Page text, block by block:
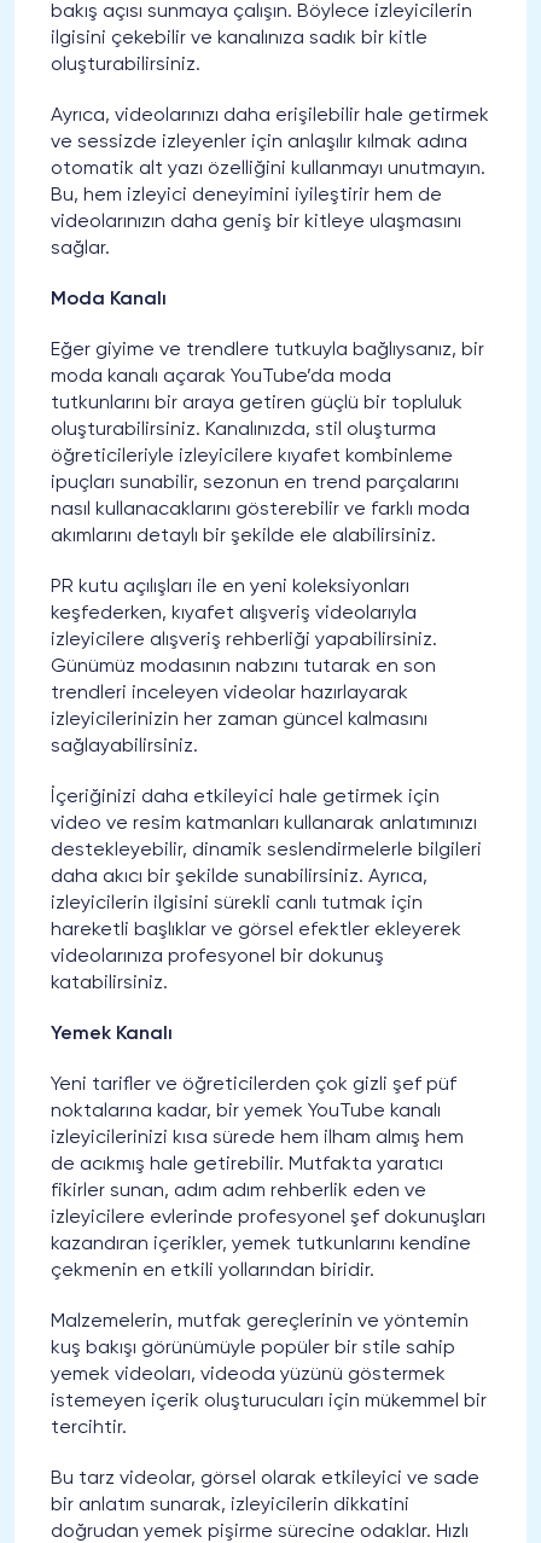
bakış açısı sunmaya çalışın. Böylece izleyicilerin
ilgisini çekebilir ve kanalınıza sadık bir kitle
oluşturabilirsiniz.
Ayrıca, videolarınızı daha erişilebilir hale getirmek
ve sessizde izleyenler için anlaşılır kılmak adına
otomatik alt yazı özelliğini kullanmayı unutmayın.
Bu, hem izleyici deneyimini iyileştirir hem de
videolarınızın daha geniş bir kitleye ulaşmasını
sağlar.
Moda Kanalı
Eğer giyime ve trendlere tutkuyla bağlıysanız, bir
moda kanalı açarak YouTube’da moda
tutkunlarını bir araya getiren güçlü bir topluluk
oluşturabilirsiniz. Kanalınızda, stil oluşturma
öğreticileriyle izleyicilere kıyafet kombinleme
ipuçları sunabilir, sezonun en trend parçalarını
nasıl kullanacaklarını gösterebilir ve farklı moda
akımlarını detaylı bir şekilde ele alabilirsiniz.
PR kutu açılışları ile en yeni koleksiyonları
keşfederken, kıyafet alışveriş videolarıyla
izleyicilere alışveriş rehberliği yapabilirsiniz.
Günümüz modasının nabzını tutarak en son
trendleri inceleyen videolar hazırlayarak
izleyicilerinizin her zaman güncel kalmasını
sağlayabilirsiniz.
İçeriğinizi daha etkileyici hale getirmek için
video ve resim katmanları kullanarak anlatımınızı
destekleyebilir, dinamik seslendirmelerle bilgileri
daha akıcı bir şekilde sunabilirsiniz. Ayrıca,
izleyicilerin ilgisini sürekli canlı tutmak için
hareketli başlıklar ve görsel efektler ekleyerek
videolarınıza profesyonel bir dokunuş
katabilirsiniz.
Yemek Kanalı
Yeni tarifler ve öğreticilerden çok gizli şef püf
noktalarına kadar, bir yemek YouTube kanalı
izleyicilerinizi kısa sürede hem ilham almış hem
de acıkmış hale getirebilir. Mutfakta yaratıcı
fikirler sunan, adım adım rehberlik eden ve
izleyicilere evlerinde profesyonel şef dokunuşları
kazandıran içerikler, yemek tutkunlarını kendine
çekmenin en etkili yollarından biridir.
Malzemelerin, mutfak gereçlerinin ve yöntemin
kuş bakışı görünümüyle popüler bir stile sahip
yemek videoları, videoda yüzünü göstermek
istemeyen içerik oluşturucuları için mükemmel bir
tercihtir.
Bu tarz videolar, görsel olarak etkileyici ve sade
bir anlatım sunarak, izleyicilerin dikkatini
doğrudan yemek pişirme sürecine odaklar. Hızlı